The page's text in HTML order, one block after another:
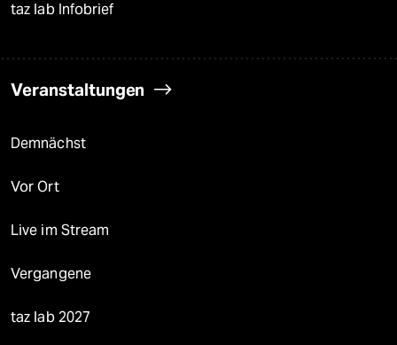
taz lab Infobrief
Veranstaltungen
Demnächst
Vor Ort
Live im Stream
Vergangene
taz lab 2027